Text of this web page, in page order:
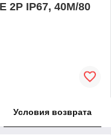
2P IP67, 40M/80
Условия возврата